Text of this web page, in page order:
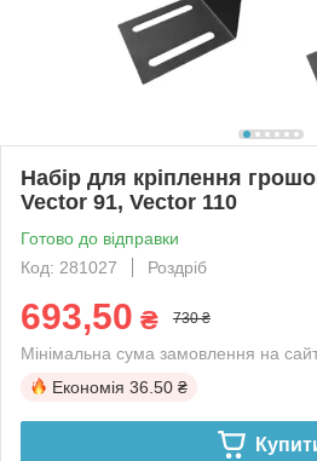
Набір для кріплення
Vector 91, Vector 110
Готово до відправки
Код: 281027
Роздріб
693,50 ₴ 730 ₴
Мінімальна сума замовлення на
Економія 36.50 ₴